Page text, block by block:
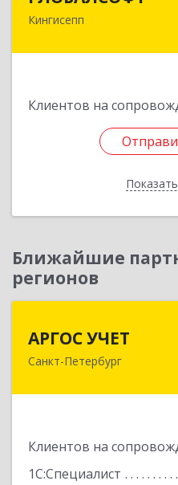
Кингисепп
Клиентов на
188485,
Ближайшие
регионов
АРГОС УЧЕТ
Санкт-Петербург
Клиентов на
1С:Специалист
196191, Санкт-